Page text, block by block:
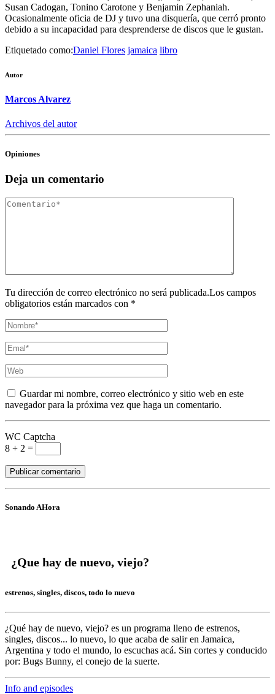
Susan Cadogan, Tonino Carotone y Benjamin Zephaniah.
Ocasionalmente oficia de DJ y tuvo una disquería, que cerró pronto
debido a su incapacidad para desprenderse de discos que le gustan.
Etiquetado como:Daniel Flores jamaica libro
Autor
Marcos Alvarez
Archivos del autor
Opiniones
Deja un comentario
Tu dirección de correo electrónico no será publicada.Los campos
obligatorios están marcados con *
Guardar mi nombre, correo electrónico y sitio web en este
navegador para la próxima vez que haga un comentario.
WC Captcha
8 + 2 =
Sonando AHora
¿Que hay de nuevo, viejo?
estrenos, singles, discos, todo lo nuevo
¿Qué hay de nuevo, viejo? es un programa lleno de estrenos,
singles, discos... lo nuevo, lo que acaba de salir en Jamaica,
Argentina y todo el mundo, lo escuchas acá. Sin cortes y conducido
por: Bugs Bunny, el conejo de la suerte.
Info and episodes